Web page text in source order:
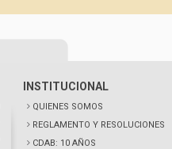
INSTITUCIONAL
QUIENES SOMOS
REGLAMENTO Y RESOLUCIONES
CDAB: 10 AÑOS